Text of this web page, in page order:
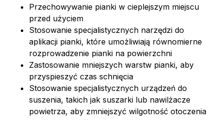
Przechowywanie pianki w cieplejszym miejscu
przed użyciem
Stosowanie specjalistycznych narzędzi do
aplikacji pianki, które umożliwiają równomierne
rozprowadzenie pianki na powierzchni
Zastosowanie mniejszych warstw pianki, aby
przyspieszyć czas schnięcia
Stosowanie specjalistycznych urządzeń do
suszenia, takich jak suszarki lub nawilżacze
powietrza, aby zmniejszyć wilgotność otoczenia